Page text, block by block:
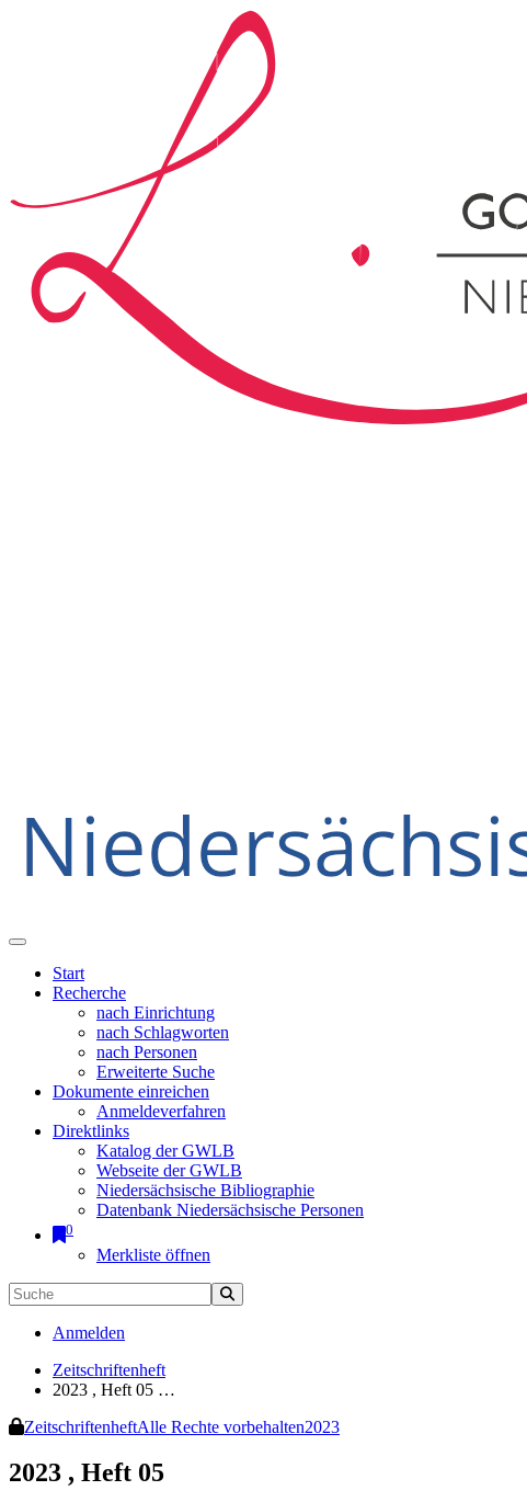
Start
Recherche
nach Einrichtung
nach Schlagworten
nach Personen
Erweiterte Suche
Dokumente einreichen
Anmeldeverfahren
Direktlinks
Katalog der GWLB
Webseite der GWLB
Niedersächsische Bibliographie
Datenbank Niedersächsische Personen
0
Merkliste öffnen
Anmelden
Zeitschriftenheft
2023 , Heft 05 …
ZeitschriftenheftAlle Rechte vorbehalten2023
2023 , Heft 05